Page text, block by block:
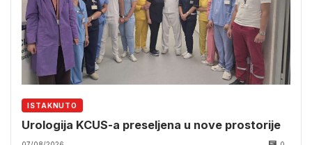
ISTAKNUTO
Urologija KCUS-a preseljena u nove prostorije